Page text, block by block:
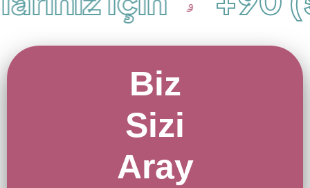
Biz
Sizi
Aray